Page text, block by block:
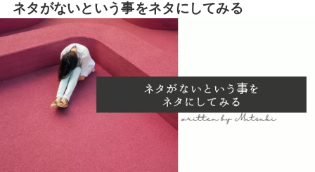
ネタがないという事をネタにしてみる